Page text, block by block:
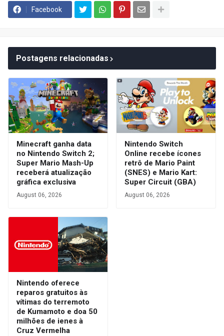
Facebook
Postagens relacionadas
Minecraft ganha data
no Nintendo Switch 2;
Super Mario Mash-Up
receberá atualização
gráfica exclusiva
August 06, 2026
Nintendo Switch
Online recebe ícones
retrô de Mario Paint
(SNES) e Mario Kart:
Super Circuit (GBA)
August 06, 2026
Nintendo oferece
reparos gratuitos às
vítimas do terremoto
de Kumamoto e doa 50
milhões de ienes à
Cruz Vermelha